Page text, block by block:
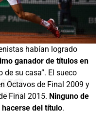
habían logrado
ganador de títulos en
de su casa”. El sueco
Octavos de Final 2009 y
Final 2015. Ninguno de
del título.